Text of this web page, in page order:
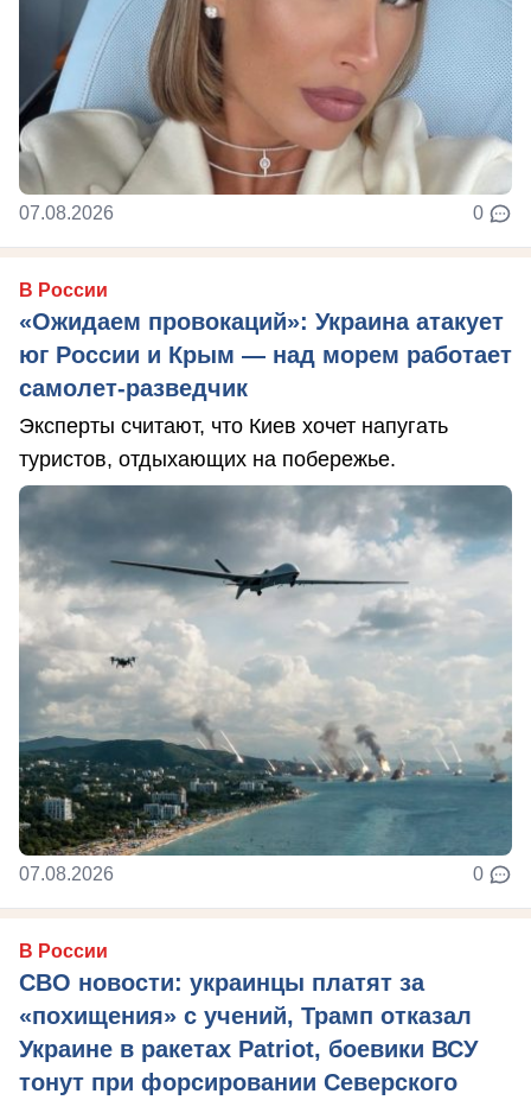
07.08.2026 0
В России
«Ожидаем провокаций»: Украина атакует
юг России и Крым — над морем работает
самолет-разведчик
Эксперты считают, что Киев хочет напугать
туристов, отдыхающих на побережье.
07.08.2026 0
В России
СВО новости: украинцы платят за
«похищения» с учений, Трамп отказал
Украине в ракетах Patriot, боевики ВСУ
тонут при форсировании Северского